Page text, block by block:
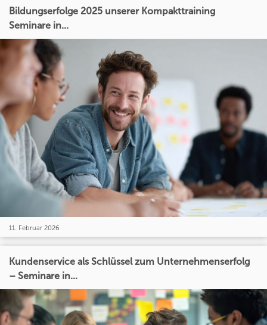
Bildungserfolge 2025 unserer Kompakttraining
Seminare in...
11. Februar 2026
Kundenservice als Schlüssel zum Unternehmenserfolg
– Seminare in...